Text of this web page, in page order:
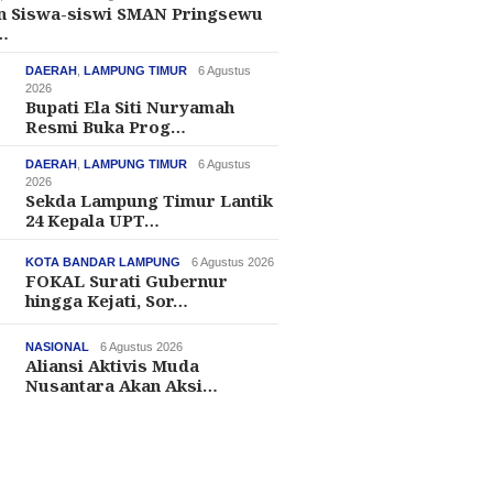
Siswa-siswi SMAN Pringsewu
DAERAH ,LAMPUNG TIMUR
6 Agustus
2026
Bupati Ela Siti Nuryamah
Resmi Buka Prog…
DAERAH ,LAMPUNG TIMUR
6 Agustus
2026
Sekda Lampung Timur Lantik
24 Kepala UPT…
KOTA BANDAR LAMPUNG 6 Agustus 2026
FOKAL Surati Gubernur
hingga Kejati, Sor…
NASIONAL 6 Agustus 2026
Aliansi Aktivis Muda
Nusantara Akan Aksi…